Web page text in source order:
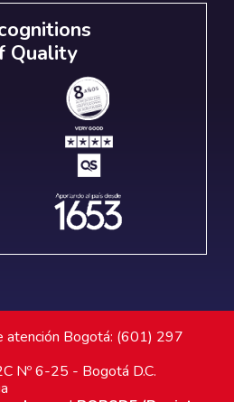
Quality
atención Bogotá: (601) 297
Nº 6-25 - Bogotá D.C.